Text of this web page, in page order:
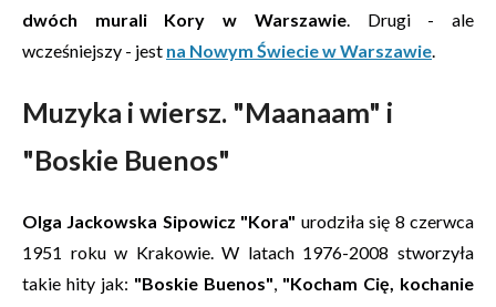
dwóch murali Kory w Warszawie. Drugi - ale
wcześniejszy - jest na Nowym Świecie w Warszawie.
Muzyka i wiersz. "Maanaam" i
"Boskie Buenos"
Olga Jackowska Sipowicz "Kora" urodziła się 8 czerwca
1951 roku w Krakowie. W latach 1976-2008 stworzyła
takie hity jak: "Boskie Buenos", "Kocham Cię, kochanie